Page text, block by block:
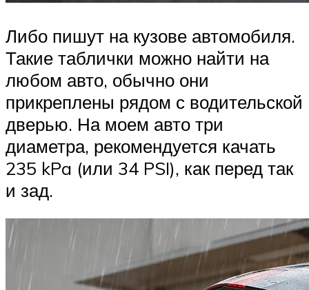
Либо пишут на кузове автомобиля.
Такие таблички можно найти на
любом авто, обычно они
прикреплены рядом с водительской
дверью. На моем авто три
диаметра, рекомендуется качать
235 kPa (или 34 PSI), как перед так
и зад.